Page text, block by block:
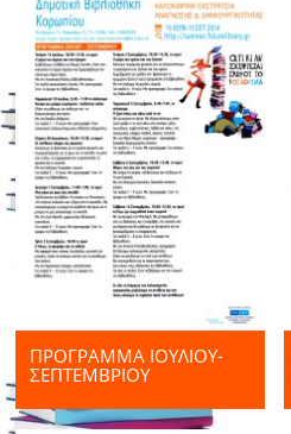
ΠΡΌΓΡΑΜΜΑ ΙΟΥΛΊΟΥ-
ΣΕΠΤΕΜΒΡΊΟΥ